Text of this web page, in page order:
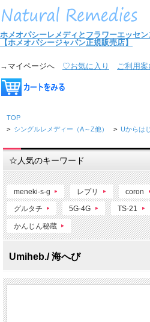
ホメオパシーレメディとフラワーエッセン
【ホメオパシージャパン正規販売店】
→マイページへ ♡お気に入り ご利用案
TOP
> シングルレメディー（A～Z他） > Uからは
☆人気のキーワード
meneki-s-g レプリ coron
グルタチ 5G-4G TS-21
かんじん秘蔵
Umiheb./ 海へび